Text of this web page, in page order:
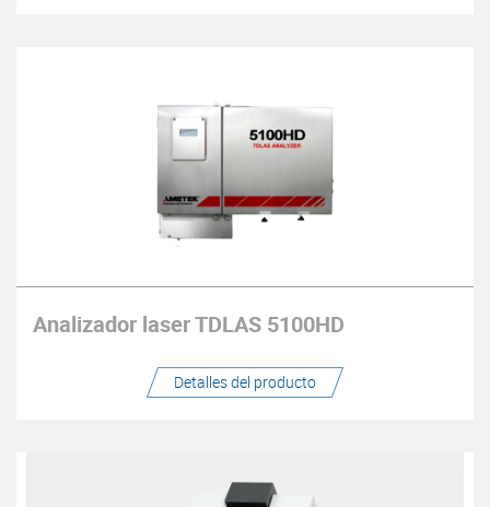
Analizador laser TDLAS 5100HD
Detalles del producto